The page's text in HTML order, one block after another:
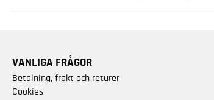
VANLIGA FRÅGOR
Betalning, frakt och returer
Cookies